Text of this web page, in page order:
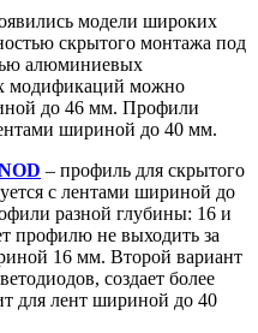
модели широких
скрытого монтажа под
алюминиевых
модификаций можно
до 46 мм. Профили
шириной до 40 мм.
– профиль для скрытого
с лентами шириной до
разной глубины: 16 и
профилю не выходить за
16 мм. Второй вариант
создает более
для лент шириной до 40